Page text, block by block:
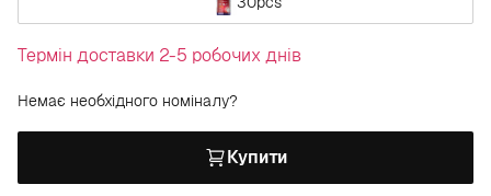
Термін доставки 2-5 робочих днів
Немає необхідного номіналу?
Купити